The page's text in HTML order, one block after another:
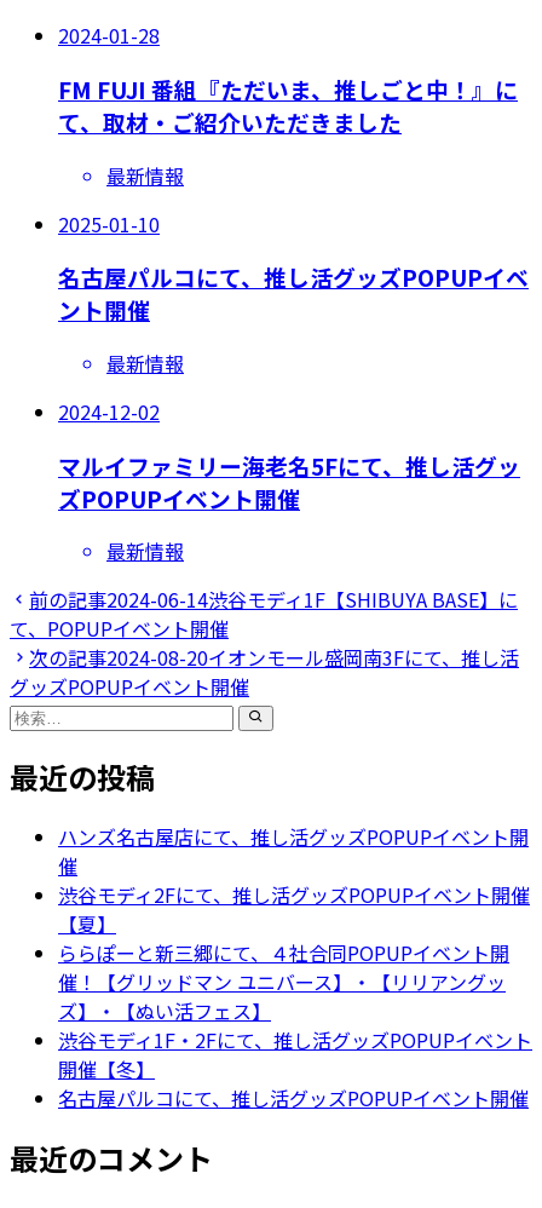
2024-01-28
FM FUJI 番組『ただいま、推しごと中！』に
て、取材・ご紹介いただきました
最新情報
2025-01-10
名古屋パルコにて、推し活グッズPOPUPイベ
ント開催
最新情報
2024-12-02
マルイファミリー海老名5Fにて、推し活グッ
ズPOPUPイベント開催
最新情報
前の記事2024-06-14渋谷モディ1F【SHIBUYA BASE】に
て、POPUPイベント開催
次の記事2024-08-20イオンモール盛岡南3Fにて、推し活
グッズPOPUPイベント開催
検
最近の投稿
ハンズ名古屋店にて、推し活グッズPOPUPイベント開
催
渋谷モディ2Fにて、推し活グッズPOPUPイベント開催
【夏】
ららぽーと新三郷にて、４社合同POPUPイベント開
催！【グリッドマン ユニバース】・【リリアングッ
ズ】・【ぬい活フェス】
渋谷モディ1F・2Fにて、推し活グッズPOPUPイベント
開催【冬】
名古屋パルコにて、推し活グッズPOPUPイベント開催
最近のコメント